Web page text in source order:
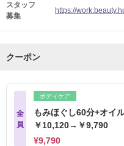
スタッフ
募集
https://
クーポン
全
員
ボディケア
もみほぐし60分+オイ
￥10,120→￥9,790
¥9,790